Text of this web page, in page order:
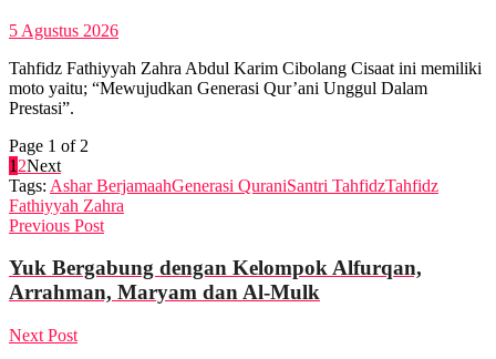
5 Agustus 2026
Tahfidz Fathiyyah Zahra Abdul Karim Cibolang Cisaat ini memiliki
moto yaitu; “Mewujudkan Generasi Qur’ani Unggul Dalam
Prestasi”.
Page 1 of 2
1 2Next
Tags: Ashar BerjamaahGenerasi QuraniSantri TahfidzTahfidz
Fathiyyah Zahra
Previous Post
Yuk Bergabung dengan Kelompok Alfurqan,
Arrahman, Maryam dan Al-Mulk
Next Post